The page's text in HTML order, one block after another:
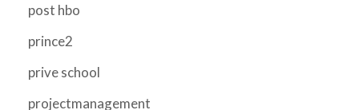
post hbo
prince2
prive school
projectmanagement